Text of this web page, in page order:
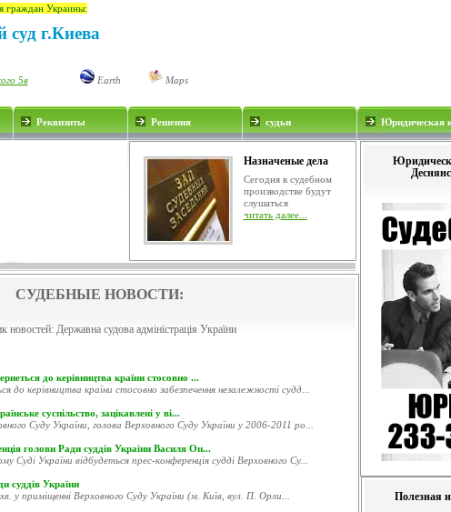
граждан Украины:
суд г.Киева
5в Earth
Maps
Реквизиты Решения судьи Юридическая
Назначеные дела
Сегодня в судебном
производстве будут
слушаться
читать далее...
Полезная
СУДЕБНЫЕ НОВОСТИ:
новостей: Державна судова адміністрація України
до керівництва країни стосовно ...
до керівництва країни стосовно забезпечення незалежності судд...
суспільство, зацікавлені у ві...
Суду України, голова Верховного Суду України у 2006-2011 ро...
голови Ради суддів України Василя Он...
Суді України відбудеться прес-конференція судді Верховного Су...
суддів України
у приміщенні Верховного Суду України (м. Київ, вул. П. Орли...